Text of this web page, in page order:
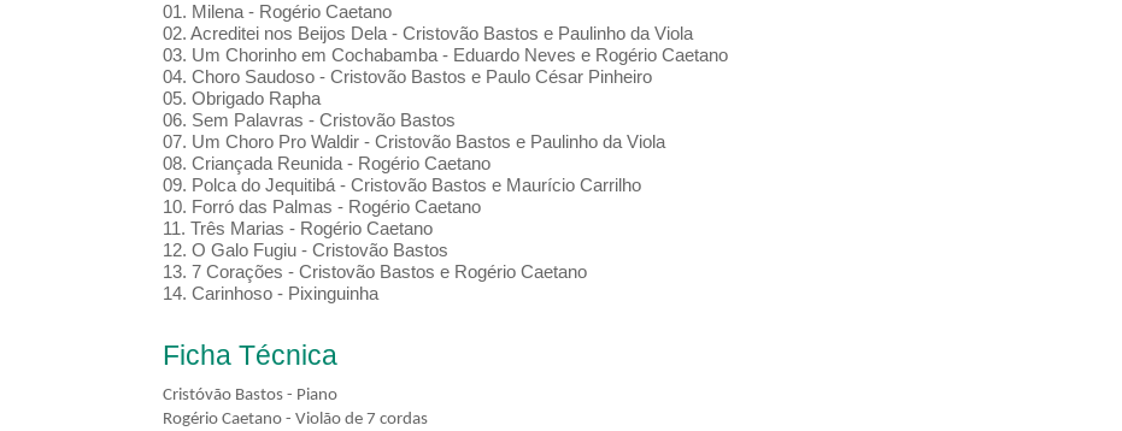
01. Milena - Rogério Caetano
02. Acreditei nos Beijos Dela - Cristovão Bastos e Paulinho da Viola
03. Um Chorinho em Cochabamba - Eduardo Neves e Rogério Caetano
04. Choro Saudoso - Cristovão Bastos e Paulo César Pinheiro
05. Obrigado Rapha
06. Sem Palavras - Cristovão Bastos
07. Um Choro Pro Waldir - Cristovão Bastos e Paulinho da Viola
08. Criançada Reunida - Rogério Caetano
09. Polca do Jequitibá - Cristovão Bastos e Maurício Carrilho
10. Forró das Palmas - Rogério Caetano
11. Três Marias - Rogério Caetano
12. O Galo Fugiu - Cristovão Bastos
13. 7 Corações - Cristovão Bastos e Rogério Caetano
14. Carinhoso - Pixinguinha
Ficha Técnica
Cristóvão Bastos - Piano
Rogério Caetano - Violão de 7 cordas